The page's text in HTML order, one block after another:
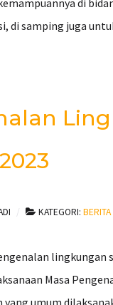
di samping juga
KATEGORI: BERITA
Masa
umum